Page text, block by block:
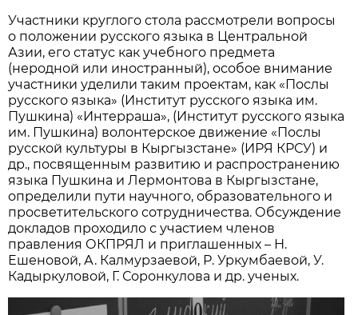
Участники круглого стола рассмотрели вопросы
о положении русского языка в Центральной
Азии, его статус как учебного предмета
(неродной или иностранный), особое внимание
участники уделили таким проектам, как «Послы
русского языка» (Институт русского языка им.
Пушкина) «Интерраша», (Институт русского языка
им. Пушкина) волонтерское движение «Послы
русской культуры в Кыргызстане» (ИРЯ КРСУ) и
др., посвященным развитию и распространению
языка Пушкина и Лермонтова в Кыргызстане,
определили пути научного, образовательного и
просветительского сотрудничества. Обсуждение
докладов проходило с участием членов
правления ОКПРЯЛ и приглашенных – Н.
Ешеновой, А. Калмурзаевой, Р. Уркумбаевой, У.
Кадыркуловой, Г. Соронкулова и др. ученых.